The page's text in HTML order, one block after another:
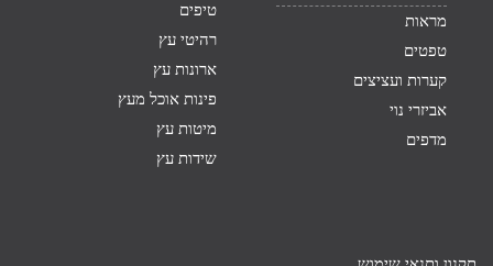
מראות
טפטים
קערות ועציצים
אביזרי נוי
מדפים
טיפים
רהיטי עץ
ארונות עץ
פינות אוכל מעץ
מיטות עץ
שידות עץ